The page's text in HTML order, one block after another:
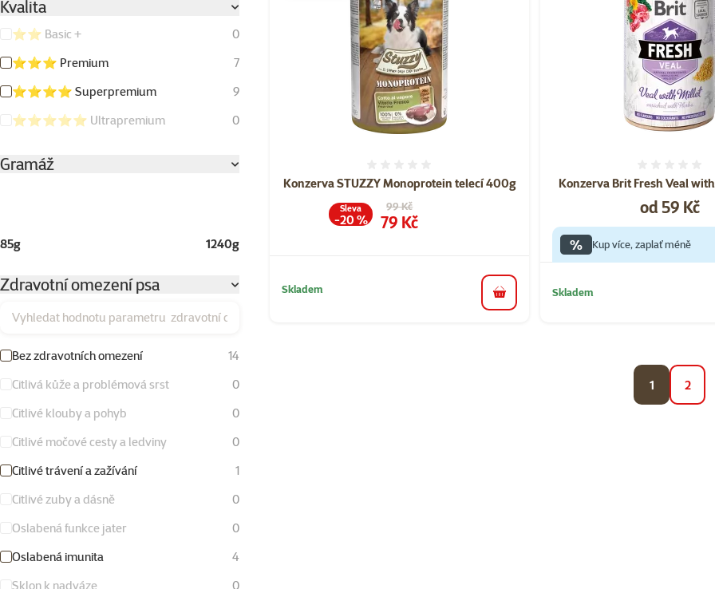
Kvalita
⭐⭐ Basic +
0
⭐⭐⭐ Premium
7
⭐⭐⭐⭐ Superpremium
9
⭐⭐⭐⭐⭐ Ultrapremium
0
Gramáž
85g 1240g
Zdravotní omezení psa
Vyhledat hodnotu parametru zdravotní omezení psa
Bez zdravotních omezení
14
Citlivá kůže a problémová srst
0
Citlivé klouby a pohyb
0
Citlivé močové cesty a ledviny
0
Citlivé trávení a zažívání
1
Citlivé zuby a dásně
0
Oslabená funkce jater
0
Oslabená imunita
4
Sklon k nadváze
0
Konzerva STUZZY Monoprotein telecí 400g
Původní cena
99 Kč
Cena
79 Kč
Sleva
-20 %
Skladem
do košíku
Konzerva Brit Fresh Veal
Cena
od 59 Kč
% Kup více, zaplať méně
Skladem
1 2